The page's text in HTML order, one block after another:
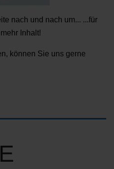
nach und nach um... ...für
Inhalt!
können Sie uns gerne